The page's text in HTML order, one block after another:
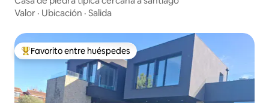
Valor · Ubicación · Salida
De los mejores en Favorito entre huéspedes
Favorito entre huéspedes